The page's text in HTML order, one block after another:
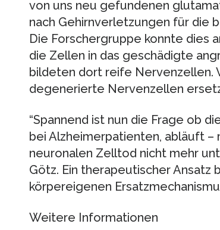
von uns neu gefundenen
nach Gehirnverletzungen für die
Die Forschergruppe konnte dies
die Zellen in das geschädigte
bildeten dort reife Nervenzellen.
degenerierte Nervenzellen
“Spannend ist nun die Frage ob
bei Alzheimerpatienten, abläuft
neuronalen Zelltod nicht mehr
Götz. Ein therapeutischer Ansatz
körpereigenen
Weitere Informationen